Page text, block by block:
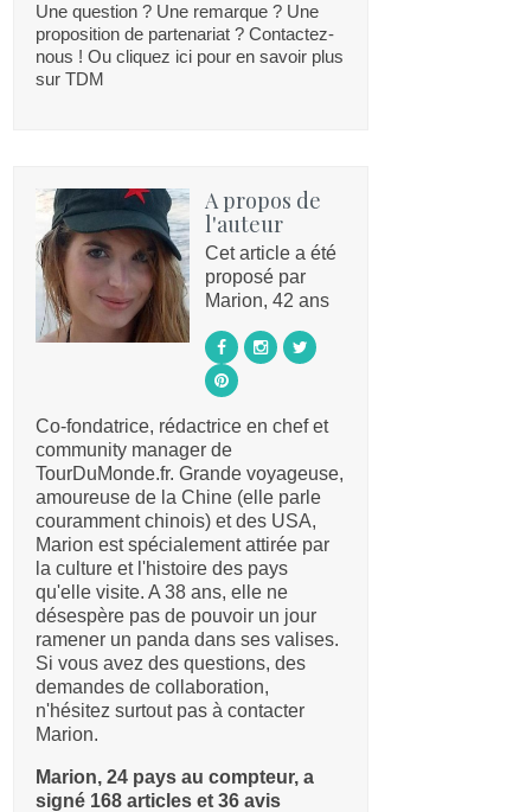
Une question ? Une remarque ? Une
proposition de partenariat ? Contactez-
nous ! Ou cliquez ici pour en savoir plus
sur TDM
A propos de
l'auteur
Cet article a été
proposé par
Marion, 42 ans
Co-fondatrice, rédactrice en chef et
community manager de
TourDuMonde.fr. Grande voyageuse,
amoureuse de la Chine (elle parle
couramment chinois) et des USA,
Marion est spécialement attirée par
la culture et l'histoire des pays
qu'elle visite. A 38 ans, elle ne
désespère pas de pouvoir un jour
ramener un panda dans ses valises.
Si vous avez des questions, des
demandes de collaboration,
n'hésitez surtout pas à contacter
Marion.
Marion, 24 pays au compteur, a
signé 168 articles et 36 avis